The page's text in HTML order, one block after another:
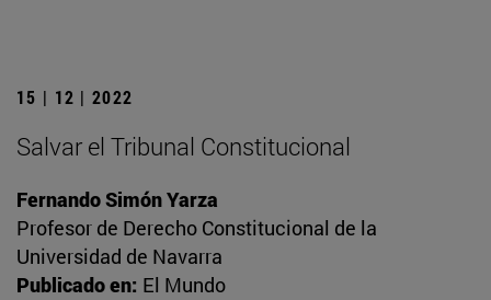
15 | 12 | 2022
Salvar el Tribunal Constitucional
Fernando Simón Yarza
Profesor de Derecho Constitucional de la
Universidad de Navarra
Publicado en: El Mundo